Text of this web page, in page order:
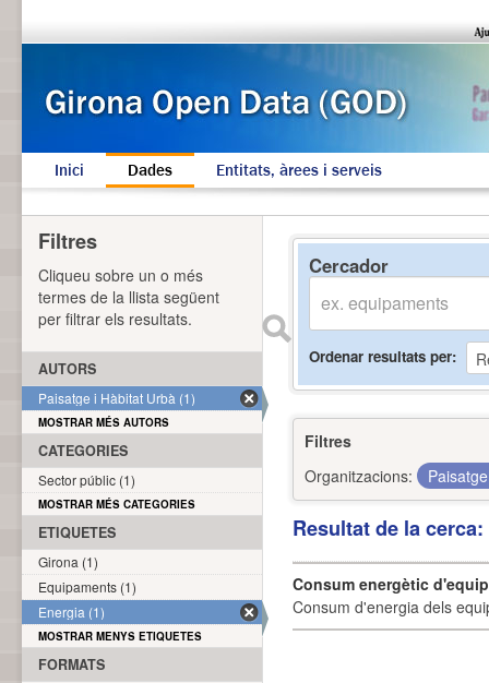
Inici Dades Entitats, àrees i serveis
Cercador
Ordenar resultats per
Filtres
Organitzacions:
Resultat de la
Consum energètic
Consum d'energia dels
Filtres
Cliqueu sobre un o més
termes de la llista següent
per filtrar els resultats.
AUTORS
Paisatge i Hàbitat Urbà (1)
MOSTRAR MÉS AUTORS
CATEGORIES
Sector públic (1)
MOSTRAR MÉS CATEGORIES
ETIQUETES
Girona (1)
Equipaments (1)
Energia (1)
MOSTRAR MENYS ETIQUETES
FORMATS